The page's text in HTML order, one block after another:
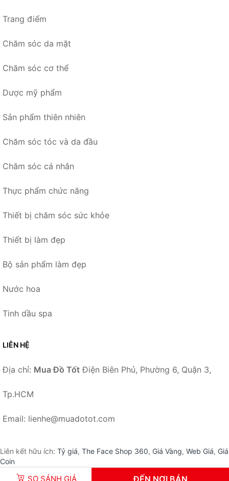
SO SÁNH GIÁ ĐẾN NƠI BÁN
Trang điểm
Chăm sóc da mặt
Chăm sóc cơ thể
Dược mỹ phẩm
Sản phẩm thiên nhiên
Chăm sóc tóc và da đầu
Chăm sóc cá nhân
Thực phẩm chức năng
Thiết bị chăm sóc sức khỏe
Thiết bị làm đẹp
Bộ sản phẩm làm đẹp
Nước hoa
Tinh dầu spa
LIÊN HỆ
Địa chỉ: Mua Đồ Tốt Điện Biên Phủ, Phường 6, Quận 3,
Tp.HCM
Email: lienhe@muadotot.com
Liên kết hữu ích: Tỷ giá, The Face Shop 360, Giá Vàng, Web Giá, Giá
Coin